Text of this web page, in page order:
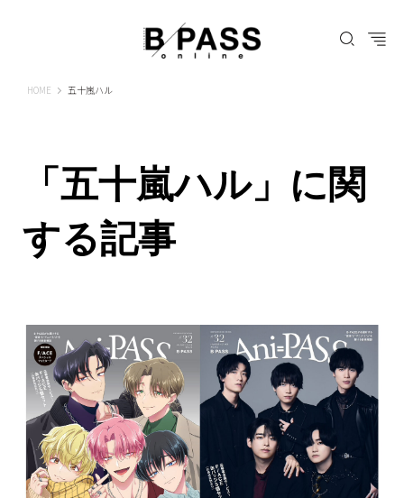
HOME B-PASS ONLINE
五十嵐ハル
「五十嵐ハル」に関
する記事